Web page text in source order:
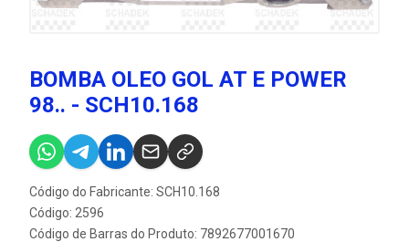
BOMBA OLEO GOL AT E POWER
98.. - SCH10.168
Código do Fabricante: SCH10.168
Código: 2596
Código de Barras do Produto: 7892677001670